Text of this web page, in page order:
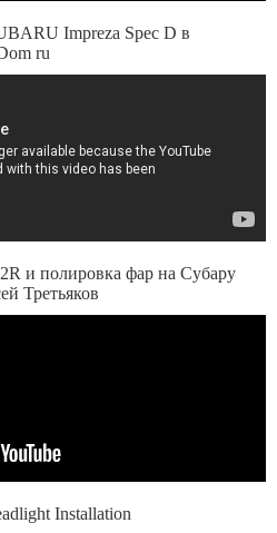
Impreza Spec D в
ru
и полировка фар на Субару
Третьяков
Installation